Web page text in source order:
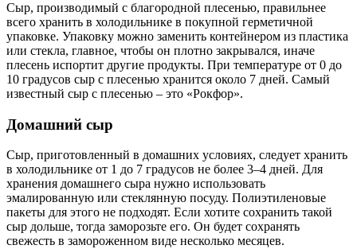
Сыр, производимый с благородной плесенью, правильнее
всего хранить в холодильнике в покупной герметичной
упаковке. Упаковку можно заменить контейнером из пластика
или стекла, главное, чтобы он плотно закрывался, иначе
плесень испортит другие продукты. При температуре от 0 до
10 градусов сыр с плесенью хранится около 7 дней. Самый
известный сыр с плесенью – это «Рокфор».
Домашний сыр
Сыр, приготовленный в домашних условиях, следует хранить
в холодильнике от 1 до 7 градусов не более 3–4 дней. Для
хранения домашнего сыра нужно использовать
эмалированную или стеклянную посуду. Полиэтиленовые
пакеты для этого не подходят. Если хотите сохранить такой
сыр дольше, тогда заморозьте его. Он будет сохранять
свежесть в замороженном виде несколько месяцев.